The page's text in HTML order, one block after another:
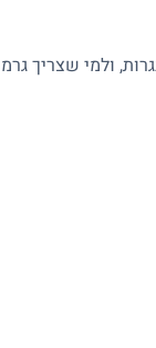
ולמי שצריך